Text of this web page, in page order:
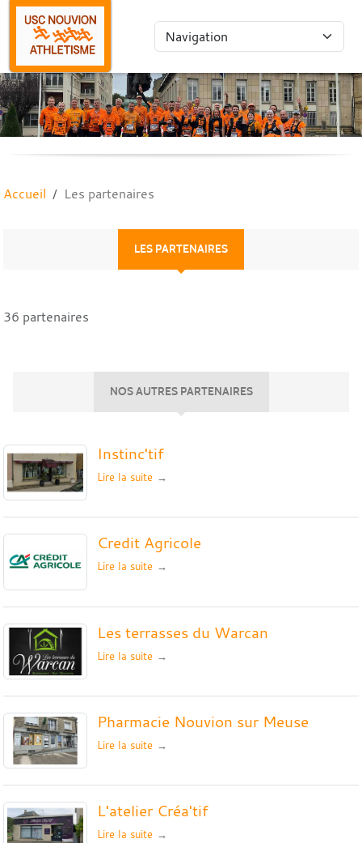
Accueil Les partenaires
LES PARTENAIRES
36 partenaires
NOS AUTRES PARTENAIRES
Instinc'tif
Lire la suite
Credit Agricole
Lire la suite
Les terrasses du Warcan
Lire la suite
Pharmacie Nouvion sur Meuse
Lire la suite
L'atelier Créa'tif
Lire la suite
Panneau de gestion des cookies